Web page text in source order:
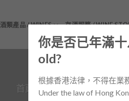
酒類產品 / WINES 存酒服務 / WINE
首頁 / 酒類產品 / WINES /
你是否已年滿
old?
根據香港法律，不得在業
Under the law of Hong